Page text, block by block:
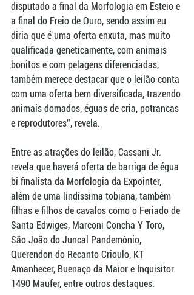
disputado a final da Morfologia em Esteio e
a final do Freio de Ouro, sendo assim eu
diria que é uma oferta enxuta, mas muito
qualificada geneticamente, com animais
bonitos e com pelagens diferenciadas,
também merece destacar que o leilão conta
com uma oferta bem diversificada, trazendo
animais domados, éguas de cria, potrancas
e reprodutores”, revela.
Entre as atrações do leilão, Cassani Jr.
revela que haverá oferta de barriga de égua
bi finalista da Morfologia da Expointer,
além de uma lindíssima tobiana, também
filhas e filhos de cavalos como o Feriado de
Santa Edwiges, Marconi Concha Y Toro,
São João do Juncal Pandemônio,
Querendon do Recanto Crioulo, KT
Amanhecer, Buenaço da Maior e Inquisitor
1490 Maufer, entre outros destaques.